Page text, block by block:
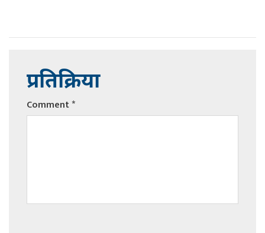
प्रतिक्रिया
Comment*